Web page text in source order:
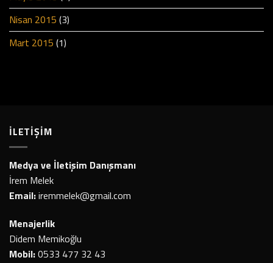
Nisan 2015 (3)
Mart 2015 (1)
İLETİŞİM
Medya ve İletişim Danışmanı
İrem Melek
Email:iremmelek@gmail.com
Menajerlik
Didem Memikoğlu
Mobil:0533 477 32 43